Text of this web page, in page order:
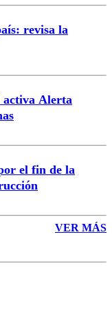
revisa la
activa Alerta
el fin de la
VER MÁS